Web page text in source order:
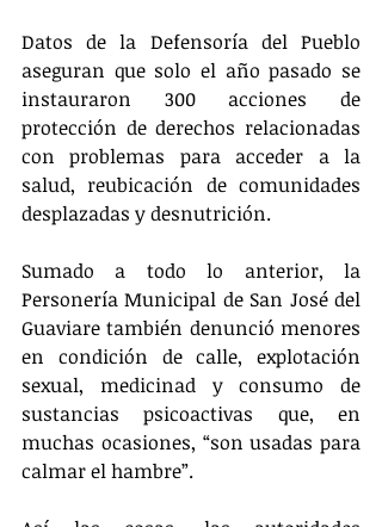
Datos de la Defensoría del Pueblo
aseguran que solo el año pasado se
instauraron 300 acciones de
protección de derechos relacionadas
con problemas para acceder a la
salud, reubicación de comunidades
desplazadas y desnutrición.
Sumado a todo lo anterior, la
Personería Municipal de San José del
Guaviare también denunció menores
en condición de calle, explotación
sexual, medicinad y consumo de
sustancias psicoactivas que, en
muchas ocasiones, “son usadas para
calmar el hambre”.